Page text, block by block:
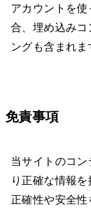
アカウントを
合、埋め込み
ングも含まれま
免責事項
当サイトのコ
り正確な情報
正確性や安全性